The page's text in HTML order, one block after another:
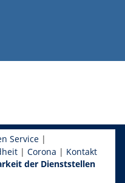
Service|
| Corona | Kontakt
der Dienststellen